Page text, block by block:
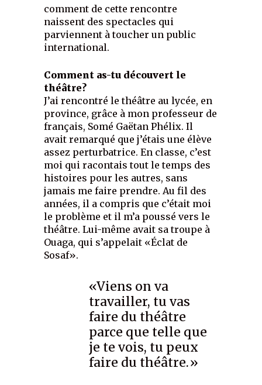
comment de cette rencontre
naissent des spectacles qui
parviennent à toucher un public
international.
Comment as-tu découvert le
théâtre?
J’ai rencontré le théâtre au lycée, en
province, grâce à mon professeur de
français, Somé Gaëtan Phélix. Il
avait remarqué que j’étais une élève
assez perturbatrice. En classe, c’est
moi qui racontais tout le temps des
histoires pour les autres, sans
jamais me faire prendre. Au fil des
années, il a compris que c’était moi
le problème et il m’a poussé vers le
théâtre. Lui-même avait sa troupe à
Ouaga, qui s’appelait «Éclat de
Sosaf».
«Viens on va
travailler, tu vas
faire du théâtre
parce que telle que
je te vois, tu peux
faire du théâtre.»